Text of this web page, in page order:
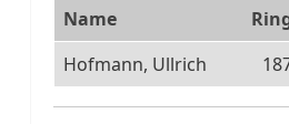
Name
Hofmann, Ullrich